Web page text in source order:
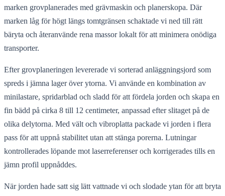
marken grovplanerades med grävmaskin och planerskopa. Där
marken låg för högt längs tomtgränsen schaktade vi ned till rätt
bäryta och återanvände rena massor lokalt för att minimera onödiga
transporter.
Efter grovplaneringen levererade vi sorterad anläggningsjord som
spreds i jämna lager över ytorna. Vi använde en kombination av
minilastare, spridarblad och sladd för att fördela jorden och skapa en
fin bädd på cirka 8 till 12 centimeter, anpassad efter slitaget på de
olika delytorna. Med vält och vibroplatta packade vi jorden i flera
pass för att uppnå stabilitet utan att stänga porerna. Lutningar
kontrollerades löpande mot laserreferenser och korrigerades tills en
jämn profil uppnåddes.
När jorden hade satt sig lätt vattnade vi och slodade ytan för att bryta